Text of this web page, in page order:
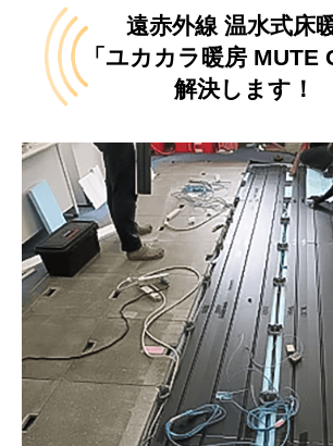
遠赤外線 温水式床
「ユカカラ暖房 MUTE
解決します！